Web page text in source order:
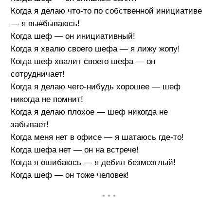
Когда я делаю что-то по собственной инициативе
— я вы#бываюсь!
Когда шеф — он инициативный!
Когда я хвалю своего шефа — я лижу жопу!
Когда шеф хвалит своего шефа — он
сотрудничает!
Когда я делаю чего-нибудь хорошее — шеф
никогда не помнит!
Когда я делаю плохое — шеф никогда не
забывает!
Когда меня нет в офисе — я шатаюсь где-то!
Когда шефа нет — он на встрече!
Когда я ошибаюсь — я дебил безмозглый!
Когда шеф — он тоже человек!
• • •